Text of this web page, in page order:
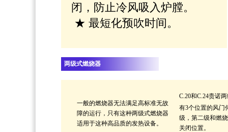
闭，防止冷风吸入炉膛。
★ 最短化预吹时间。
两级式燃烧器
一般的燃烧器无法满足高标准无故
障的运行，只有这种两级式燃烧器
适用于这种高品质的发热设备。
C.20和C.24贵诺
有3个位置的风门
级，第二级和燃
关闭位置。